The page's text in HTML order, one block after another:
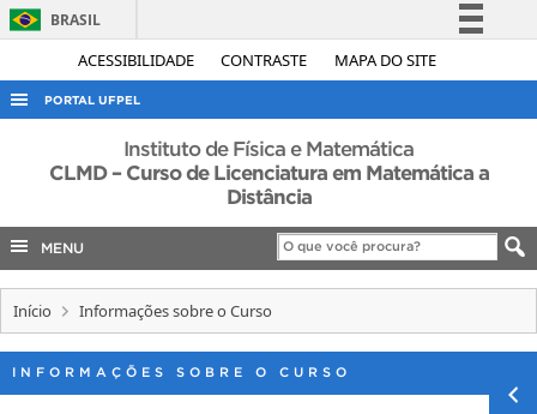
ACESSIBILIDADE CONTRASTE MAPA DO SITE
BRASIL
Simplifique!
Acesso à informação
Canais
PORTAL UFPEL
ACESSO À INFORMAÇÃO
AUDITORIA
EDITAIS
Instituto de Física e Matemática
CLMD – Curso de Licenciatura em Matemática a
Distância
MENU
Início Informações sobre o Curso
INFORMAÇÕES SOBRE O CURSO